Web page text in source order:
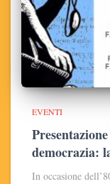
EVENTI
democrazia:
In occasione